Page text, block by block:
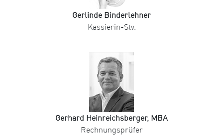
Gerlinde Binderlehner
Kassierin-Stv.
Gerhard Heinreichsberger, MBA
Rechnungsprüfer